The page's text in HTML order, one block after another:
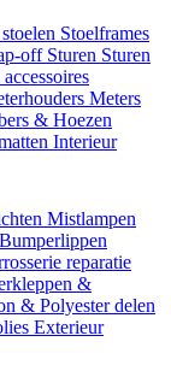
Stoelframes
off Sturen Sturen
Meters
& Hoezen
Interieur
Mistlampen
Bumperlippen
reparatie
&
& Polyester delen
Exterieur